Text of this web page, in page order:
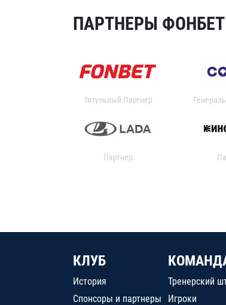
ПАРТНЕРЫ
Титульный Партнер
Партнер
КЛУБ
История
Спонсоры и партнеры
Тренерский
Игроки